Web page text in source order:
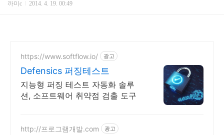
까미c 2014. 4. 19. 00:49
https://www.softflow.io/ 광고
Defensics 퍼징테스트
지능형 퍼징 테스트 자동화 솔루
션, 소프트웨어 취약점 검출 도구
http://프로그램개발.com 광고